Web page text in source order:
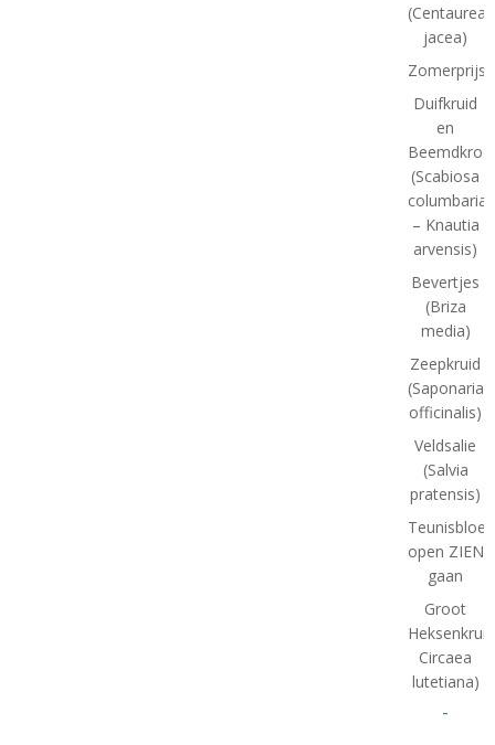
(Centaurea
jacea)
Duifkruid
en
(Scabiosa
columbaria
– Knautia
arvensis)
Bevertjes
(Briza
media)
Zeepkruid
(Saponaria
officinalis)
Veldsalie
(Salvia
pratensis)
open ZIEN
gaan
Groot
Heksenkruid
Circaea
lutetiana)
-